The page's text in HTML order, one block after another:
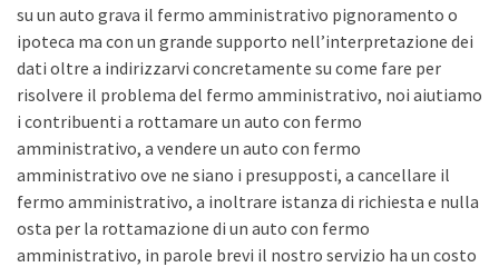
su un auto grava il fermo amministrativo pignoramento o
ipoteca ma con un grande supporto nell’interpretazione dei
dati oltre a indirizzarvi concretamente su come fare per
risolvere il problema del fermo amministrativo, noi aiutiamo
i contribuenti a rottamare un auto con fermo
amministrativo, a vendere un auto con fermo
amministrativo ove ne siano i presupposti, a cancellare il
fermo amministrativo, a inoltrare istanza di richiesta e nulla
osta per la rottamazione di un auto con fermo
amministrativo, in parole brevi il nostro servizio ha un costo